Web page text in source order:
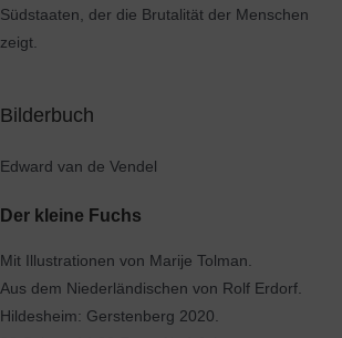
Südstaaten, der die Brutalität der Menschen
zeigt.
Bilderbuch
Edward van de Vendel
Der kleine Fuchs
Mit Illustrationen von Marije Tolman.
Aus dem Niederländischen von Rolf Erdorf.
Hildesheim: Gerstenberg 2020.